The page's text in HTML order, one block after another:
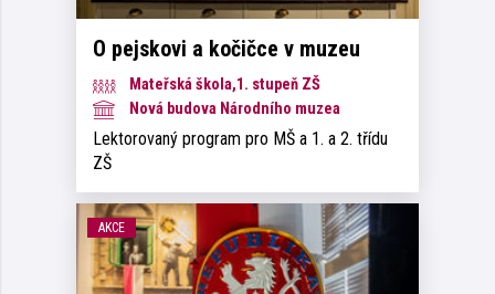
O pejskovi a kočičce v muzeu
Mateřská škola,1. stupeň ZŠ
Nová budova Národního muzea
Lektorovaný program pro MŠ a 1. a 2. třídu
ZŠ
AKCE